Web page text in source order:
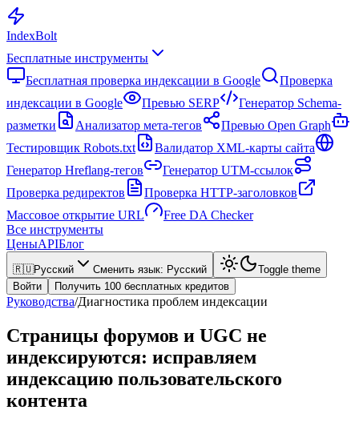
IndexBolt
Бесплатные инструменты
Бесплатная проверка индексации в Google
Проверка
индексации в Google
Превью SERP
Генератор Schema-
разметки
Анализатор мета-тегов
Превью Open Graph
Тестировщик Robots.txt
Валидатор XML-карты сайта
Генератор Hreflang-тегов
Генератор UTM-ссылок
Проверка редиректов
Проверка HTTP-заголовков
Массовое открытие URL
Free DA Checker
Все инструменты
ЦеныAPIБлог
🇷🇺Русский Сменить язык: Русский
Toggle theme
Войти
Получить 100 бесплатных кредитов
Руководства/Диагностика проблем индексации
Страницы форумов и UGC не
индексируются: исправляем
индексацию пользовательского
контента